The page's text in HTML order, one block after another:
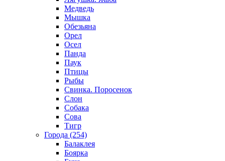
Медведь
Мышка
Обезьяна
Орел
Осел
Панда
Паук
Птицы
Рыбы
Свинка. Поросенок
Слон
Собака
Сова
Тигр
Города (254)
Балаклея
Боярка